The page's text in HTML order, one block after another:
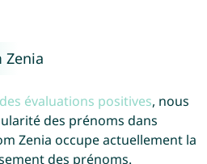
Zenia
évaluations positives, nous
des prénoms dans
Zenia occupe actuellement la
des prénoms.